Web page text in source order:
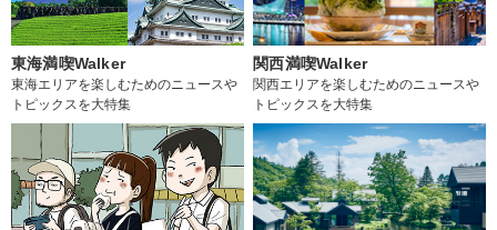
東海満喫Walker
東海エリアを楽しむためのニュースや
トピックスを大特集
関西満喫Walker
関西エリアを楽しむためのニュースや
トピックスを大特集